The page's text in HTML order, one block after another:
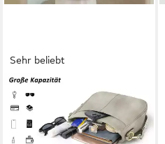
Sehr beliebt
Schultertasche Damen
mittelgroß Crossbody Bags
Handtasche mit verstellbarem,